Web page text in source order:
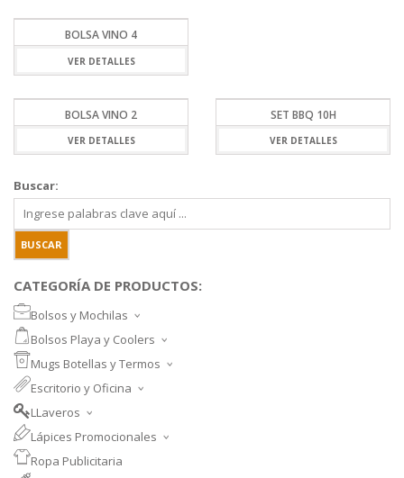
BOLSA VINO 4
VER DETALLES
BOLSA VINO 2
VER DETALLES
SET BBQ 10H
VER DETALLES
Buscar:
CATEGORÍA DE PRODUCTOS:
Bolsos y Mochilas
MOCHILAS DEPORTIVAS
MOCHILAS NOTEBOOK
MALETINES Y FUNDAS
BANANOS
NECESSAIRE
Bolsos Playa y Coolers
COOLERS
MORRALES
Mugs Botellas y Termos
TAZA DE VIDRIO
SET PARA VINOS
BOTELLAS
BOTELLA TÉRMICA Y TERMOS
Escritorio y Oficina
CUADERNOS Y LIBRETAS
CARPETAS EJECUTIVAS
LLaveros
LLAVEROS METAL CUERO
Lápices Promocionales
LÁPICES METALIZADOS
Ropa Publicitaria